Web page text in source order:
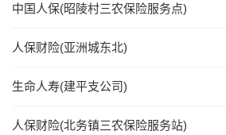
中国人保(昭陵村三农保险服务点)
人保财险(亚洲城东北)
生命人寿(建平支公司)
人保财险(北务镇三农保险服务站)